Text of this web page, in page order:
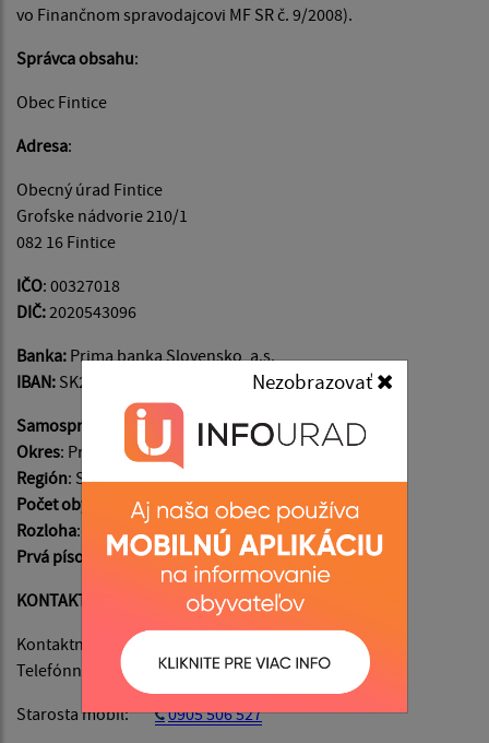
Nezobrazovať
vo Finančnom spravodajcovi MF SR č. 9/2008).
Správca obsahu:
Obec Fintice
Adresa:
Obecný úrad Fintice
Grofske nádvorie 210/1
082 16 Fintice
IČO: 00327018
DIČ: 2020543096
Banka: Prima banka Slovensko, a.s.,
IBAN: SK20 5600 0000 0088 1260 9002
Samosprávny kraj
: Prešovský
Okres: Prešov
Región: Stráže
Počet obyvateľov: 2237
Rozloha: 1124 ha
Prvá písomná zmienka: v roku 1272
KONTAKTY:
Kontaktný mail:
Telefónne číslo:
051/748 10 10
Starosta mobil: 0905 506 527